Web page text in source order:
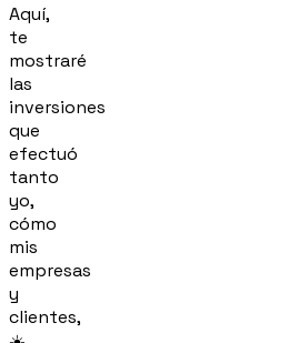
Aquí,
te
mostraré
las
inversiones
que
efectuó
tanto
yo,
cómo
mis
empresas
y
clientes,